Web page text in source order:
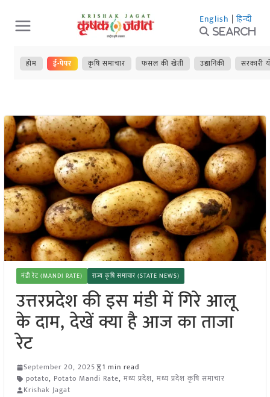
Skip
to
content
English | हिन्दी
Search
होम ई-पेपर कृषि समाचार फसल की खेती उद्यानिकी सरकारी
मंडी रेट (MANDI RATE) राज्य कृषि समाचार (STATE NEWS)
उत्तरप्रदेश की इस मंडी में गिरे आलू
के दाम, देखें क्या है आज का ताजा
रेट
September 20, 2025
1 min read
potato, Potato Mandi Rate, मध्य प्रदेश, मध्य प्रदेश कृषि समाचार
Krishak Jagat